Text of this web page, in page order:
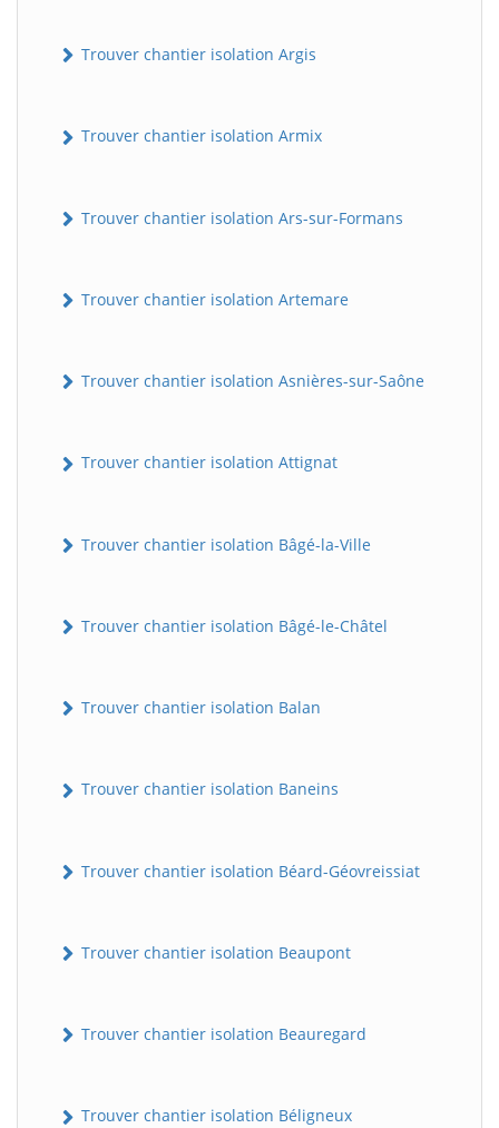
Trouver chantier isolation Argis
Trouver chantier isolation Armix
Trouver chantier isolation Ars-sur-Formans
Trouver chantier isolation Artemare
Trouver chantier isolation Asnières-sur-Saône
Trouver chantier isolation Attignat
Trouver chantier isolation Bâgé-la-Ville
Trouver chantier isolation Bâgé-le-Châtel
Trouver chantier isolation Balan
Trouver chantier isolation Baneins
Trouver chantier isolation Béard-Géovreissiat
Trouver chantier isolation Beaupont
Trouver chantier isolation Beauregard
Trouver chantier isolation Béligneux